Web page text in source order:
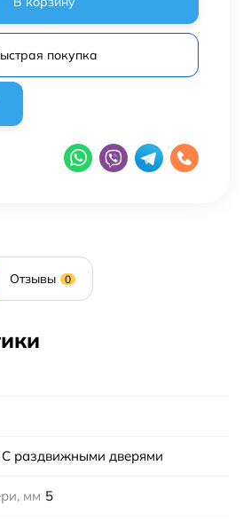
покупка
Отзывы 0
С раздвижными дверями
мм 5